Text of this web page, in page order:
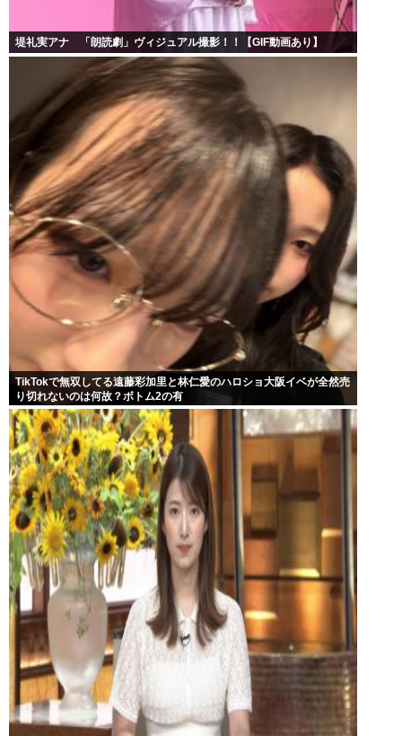
堤礼実アナ 「朗読劇」ヴィジュアル撮影！！【GIF動画あり】
TikTokで無双してる遠藤彩加里と林仁愛のハロショ大阪イベが全然売
り切れないのは何故？ボトム2の有